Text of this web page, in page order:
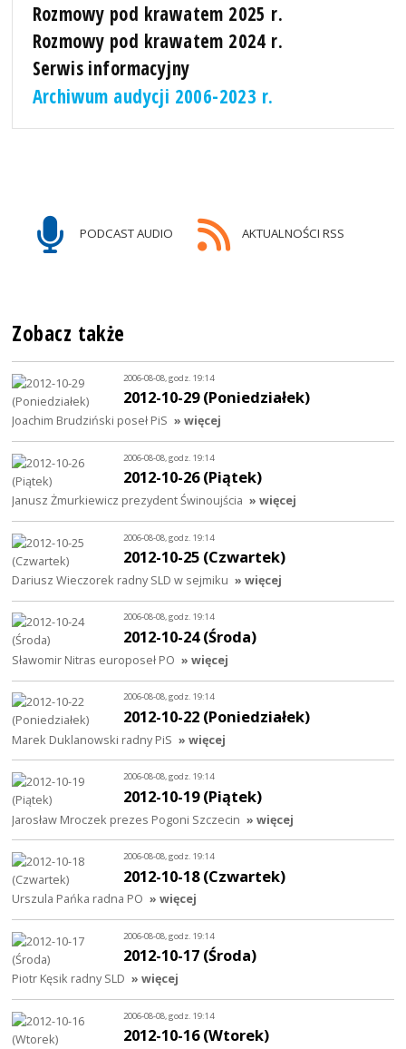
Rozmowy pod krawatem 2025 r.
Rozmowy pod krawatem 2024 r.
Serwis informacyjny
Archiwum audycji 2006-2023 r.
PODCAST AUDIO AKTUALNOŚCI RSS
Zobacz także
2006-08-08, godz. 19:14
2012-10-29 (Poniedziałek)
Joachim Brudziński poseł PiS » więcej
2006-08-08, godz. 19:14
2012-10-26 (Piątek)
Janusz Żmurkiewicz prezydent Świnoujścia » więcej
2006-08-08, godz. 19:14
2012-10-25 (Czwartek)
Dariusz Wieczorek radny SLD w sejmiku » więcej
2006-08-08, godz. 19:14
2012-10-24 (Środa)
Sławomir Nitras europoseł PO » więcej
2006-08-08, godz. 19:14
2012-10-22 (Poniedziałek)
Marek Duklanowski radny PiS » więcej
2006-08-08, godz. 19:14
2012-10-19 (Piątek)
Jarosław Mroczek prezes Pogoni Szczecin » więcej
2006-08-08, godz. 19:14
2012-10-18 (Czwartek)
Urszula Pańka radna PO » więcej
2006-08-08, godz. 19:14
2012-10-17 (Środa)
Piotr Kęsik radny SLD » więcej
2006-08-08, godz. 19:14
2012-10-16 (Wtorek)